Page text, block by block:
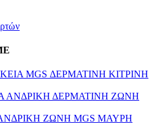
MGS ΔΕΡΜΑΤΙΝΗ ΚΙΤΡΙΝΗ
ΑΝΔΡΙΚΗ ΔΕΡΜΑΤΙΝΗ ΖΩΝΗ
ΖΩΝΗ MGS ΜΑΥΡΗ